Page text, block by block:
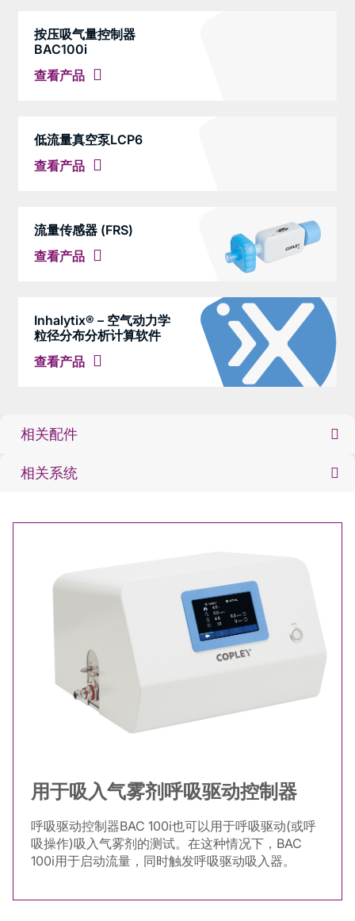
按压吸气量控制器
BAC100i
查看产品
低流量真空泵LCP6
查看产品
流量传感器 (FRS)
查看产品
Inhalytix® – 空气动力学
粒径分布分析计算软件
查看产品
相关配件
相关系统
用于吸入气雾剂呼吸驱动控制器
呼吸驱动控制器BAC 100i也可以用于呼吸驱动(或呼
吸操作)吸入气雾剂的测试。在这种情况下，BAC
100i用于启动流量，同时触发呼吸驱动吸入器。